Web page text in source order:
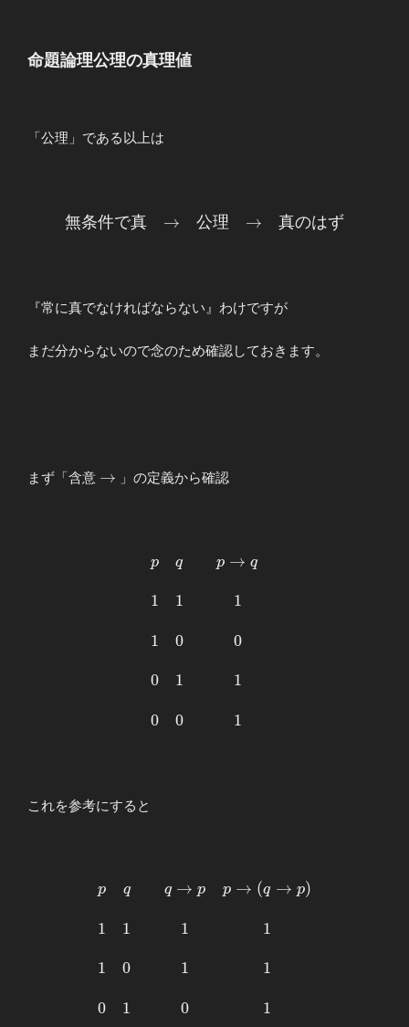
命題論理公理の真理値
「公理」である以上は
\begin{array}
真のはず
\end{array}
無条件で真 → 公理 → 真のはず
『常に真でなければならない』わけですが
まだ分からないので念のため確認しておきます。
まず「含意 \to
→ 」の定義から確認
\begin{array}
&& p\to q \\
1 \\ \\ 1 & 0
& 1 && 1 \\
1 \end{array}
p
1
1
0
0
q
1
0
1
0
p → q
1
0
1
1
これを参考にすると
\begin{array}
&& q\to p &
\\ \\ 1 & 1
\\ 1 & 0 &&
p
1
1
0
q
1
0
1
q → p
1
1
0
p → (q → p)
1
1
1